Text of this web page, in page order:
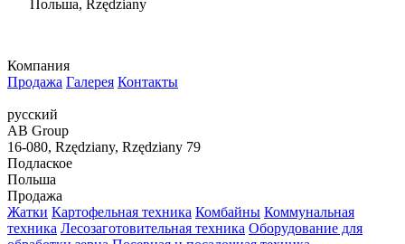
Польша, Rzędziany
Компания
Продажа Галерея Контакты
русский
AB Group
16-080, Rzędziany, Rzędziany 79
Подлаское
Польша
Продажа
Жатки Картофельная техника Комбайны Коммунальная
техника Лесозаготовительная техника Оборудование для